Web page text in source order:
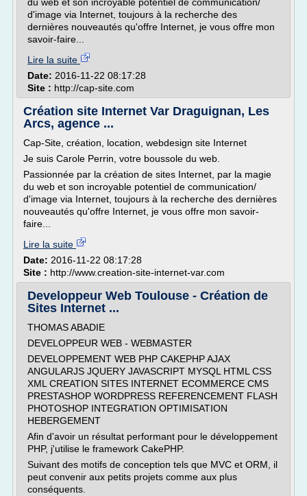
d'image via Internet, toujours à la recherche des
dernières nouveautés qu'offre Internet, je vous offre mon
savoir-faire...
Lire la suite
Date: 2016-11-22 08:17:28
Site : http://cap-site.com
Création site Internet Var Draguignan, Les
Arcs, agence ...
Cap-Site, création, location, webdesign site Internet
Je suis Carole Perrin, votre boussole du web.
Passionnée par la création de sites Internet, par la magie
du web et son incroyable potentiel de communication/
d'image via Internet, toujours à la recherche des dernières
nouveautés qu'offre Internet, je vous offre mon savoir-
faire...
Lire la suite
Date: 2016-11-22 08:17:28
Site : http://www.creation-site-internet-var.com
Developpeur Web Toulouse - Création de
Sites Internet ...
THOMAS ABADIE
DEVELOPPEUR WEB - WEBMASTER
DEVELOPPEMENT WEB PHP CAKEPHP AJAX
ANGULARJS JQUERY JAVASCRIPT MYSQL HTML CSS
XML CREATION SITES INTERNET ECOMMERCE CMS
PRESTASHOP WORDPRESS REFERENCEMENT FLASH
PHOTOSHOP INTEGRATION OPTIMISATION
HEBERGEMENT
Afin d'avoir un résultat performant pour le développement
PHP, j'utilise le framework CakePHP.
Suivant des motifs de conception tels que MVC et ORM, il
peut convenir aux petits projets comme aux plus
conséquents.